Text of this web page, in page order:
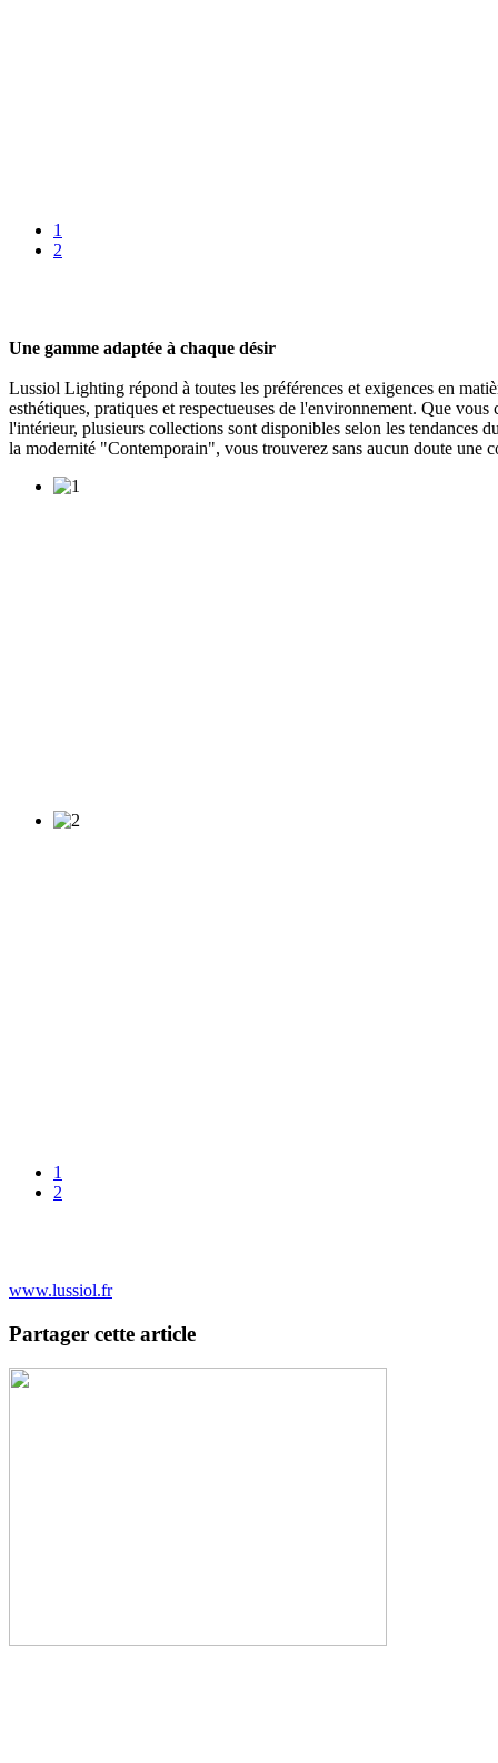
1
2
Une gamme adaptée à chaque désir
Lussiol Lighting répond à toutes les préférences et exigences en
esthétiques, pratiques et respectueuses de l'environnement. Que
l'intérieur, plusieurs collections sont disponibles selon les
la modernité "Contemporain", vous trouverez sans aucun doute une
1
2
www.lussiol.fr
Partager cette article